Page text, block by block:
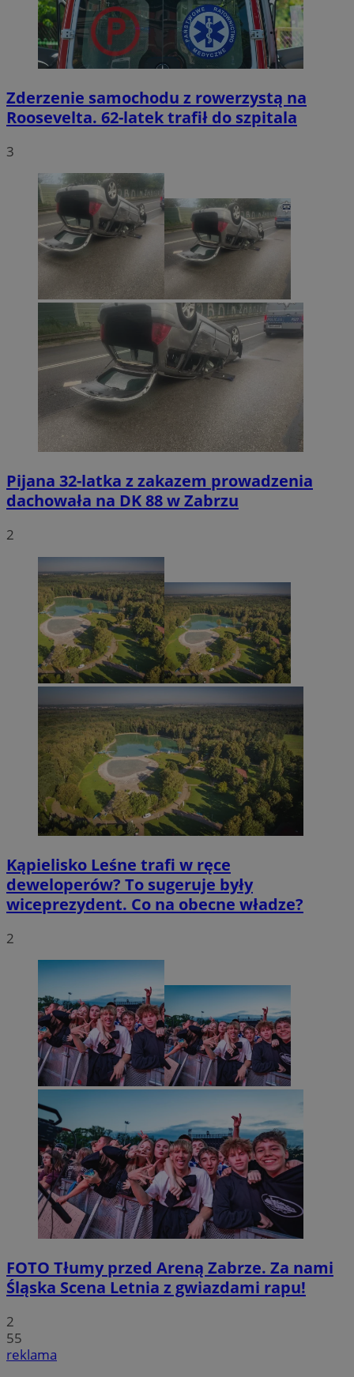
Zderzenie samochodu z rowerzystą na
Roosevelta. 62-latek trafił do szpitala
3
Pijana 32-latka z zakazem prowadzenia
dachowała na DK 88 w Zabrzu
2
Kąpielisko Leśne trafi w ręce
deweloperów? To sugeruje były
wiceprezydent. Co na obecne władze?
2
FOTO Tłumy przed Areną Zabrze. Za nami
Śląska Scena Letnia z gwiazdami rapu!
2
55
reklama